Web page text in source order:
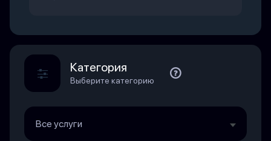
Категория
Выберите категорию
Все услуги